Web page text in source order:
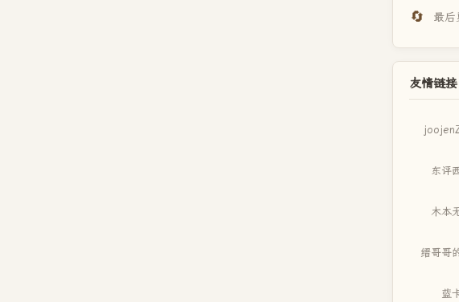
🔄 最后
友情链接
东评
木本
缙哥哥
蓝